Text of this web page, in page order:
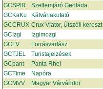
GCSPIR
Szellemjáró Geoláda
GCKaKu
Kálváriakutató
GCCRUX Crux Viator, Útszéli kereszt
GCIzgi
Izgimozgi
GCFV
Forrásvadász
GCTJEL
Turistajelzések
GCpant
Panta Rhei
GCTime
Napóra
GCMVV
Magyar Várvándor